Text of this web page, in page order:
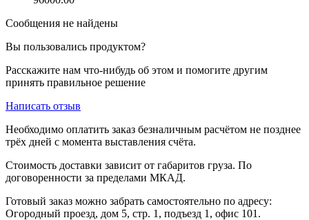
Сообщения не найдены
Вы пользовались продуктом?
Расскажите нам что-нибудь об этом и помогите другим
принять правильное решение
Написать отзыв
Необходимо оплатить заказ безналичным расчётом не позднее
трёх дней с момента выставления счёта.
Стоимость доставки зависит от габаритов груза. По
договоренности за пределами МКАД.
Готовый заказ можно забрать самостоятельно по адресу:
Огородный проезд, дом 5, стр. 1, подъезд 1, офис 101.